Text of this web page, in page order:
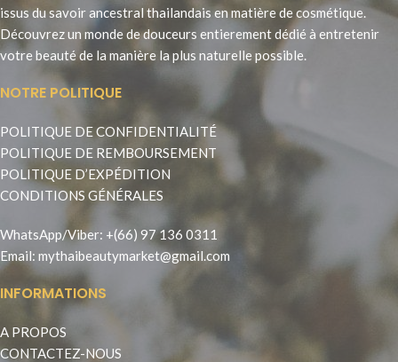
issus du savoir ancestral thailandais en matière de cosmétique.
Découvrez un monde de douceurs entierement dédié à entretenir
votre beauté de la manière la plus naturelle possible.
NOTRE POLITIQUE
POLITIQUE DE CONFIDENTIALITÉ
POLITIQUE DE REMBOURSEMENT
POLITIQUE D’EXPÉDITION
CONDITIONS GÉNÉRALES
WhatsApp/Viber: +(66) 97 136 0311
Email: mythaibeautymarket@gmail.com
INFORMATIONS
A PROPOS
CONTACTEZ-NOUS